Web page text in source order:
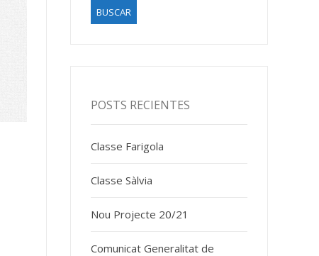
POSTS RECIENTES
Classe Farigola
Classe Sàlvia
Nou Projecte 20/21
Comunicat Generalitat de